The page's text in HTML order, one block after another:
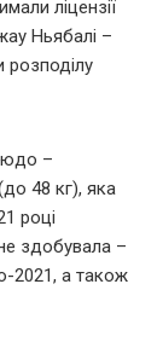
ліцензії
Ньябалі –
розподілу
–
48 кг), яка
році
здобувала –
2021, а також